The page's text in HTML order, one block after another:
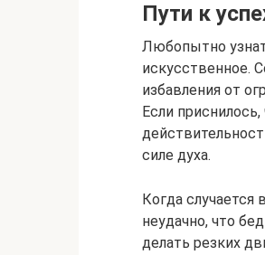
Пути к
Любопытно
искусственное.
избавления от
Если
силе духа.
Когда случается
неудачно, что
делать резких